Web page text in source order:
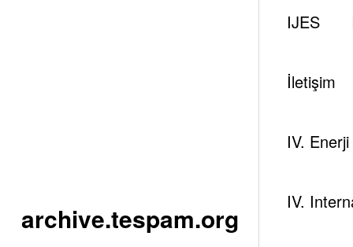
archive.tespam.org
IJES
İletişim
IV.
IV.